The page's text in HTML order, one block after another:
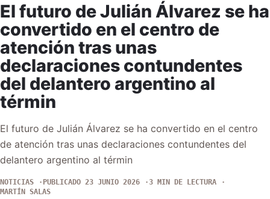
El futuro de Julián Álvarez se ha
convertido en el centro de
atención tras unas
declaraciones contundentes
del delantero argentino al
términ
El futuro de Julián Álvarez se ha convertido en el centro
de atención tras unas declaraciones contundentes del
delantero argentino al términ
NOTICIAS PUBLICADO 23 JUNIO 2026
3 MIN DE LECTURA
MARTÍN SALAS